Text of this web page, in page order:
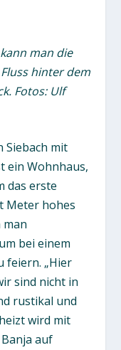
man die
hinter dem
Fotos: Ulf
Siebach mit
ein Wohnhaus,
das erste
Meter hohes
man
bei einem
feiern. „Hier
sind nicht in
rustikal und
wird mit
auf